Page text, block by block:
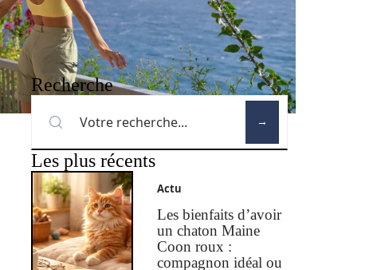
Recherche
Les plus récents
Actu
Les bienfaits d’avoir
un chaton Maine
Coon roux :
compagnon idéal ou